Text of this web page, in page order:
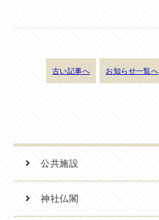
古い記事へ お知らせ一覧へ
公共施設
神社仏閣